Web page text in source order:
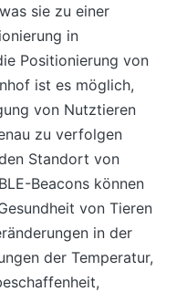
sie zu einer
in
Positionierung von
ist es möglich,
von Nutztieren
zu verfolgen
Standort von
Beacons können
von Tieren
in der
der Temperatur,